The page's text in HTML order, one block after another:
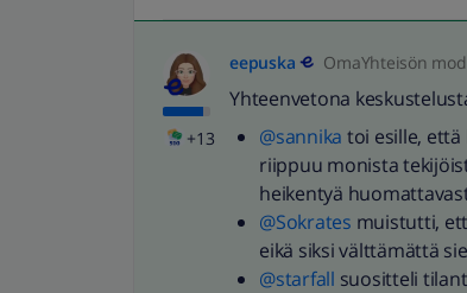
+13
eepuska OmaYhteisön
Yhteenvetona
@sannika toi esille,
riippuu monista
heikentyä
@Sokrates muistutti,
eikä siksi välttämättä
@starfall suositteli